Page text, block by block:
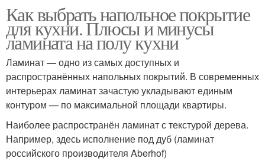
Как выбрать напольное покрытие
для кухни. Плюсы и минусы
ламината на полу кухни
Ламинат — одно из самых доступных и
распространённых напольных покрытий. В современных
интерьерах ламинат зачастую укладывают единым
контуром — по максимальной площади квартиры.
Наиболее распространён ламинат с текстурой дерева.
Например, здесь исполнение под дуб (ламинат
российского производителя Aberhof)